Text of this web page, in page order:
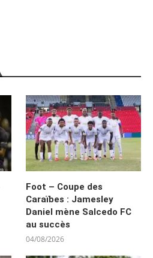
Foot – Coupe des
Caraïbes : Jamesley
Daniel mène Salcedo FC
au succès
04/08/2026